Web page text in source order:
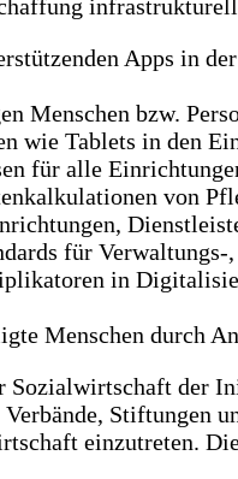
Apps in
Menschen bzw.
wie Tablets in den
für alle
von
für
in
Menschen durch
der
Stiftungen
einzutreten.